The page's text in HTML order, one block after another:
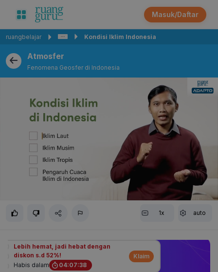
Masuk/Daftar
ruangbelajar Kondisi Iklim Indonesia
Atmosfer
Fenomena Geosfer di Indonesia
1x auto
Lebih hemat, jadi hebat dengan
diskon s.d 52%!
Habis dalam
04:07:38
Klaim